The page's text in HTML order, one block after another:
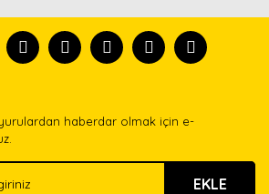
tanısın.
tarafımıza iletebilirsiniz.
için teşekkür ederiz.
eksik bilgiler bulunuyor.
hatalar bulunuyor.
sitelerden daha pahalı.
farklı alternatifler olmalı.
haberdar olmak için e-
EKLE